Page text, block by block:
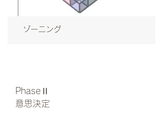
ゾーニング
PhaseⅡ
意思決定